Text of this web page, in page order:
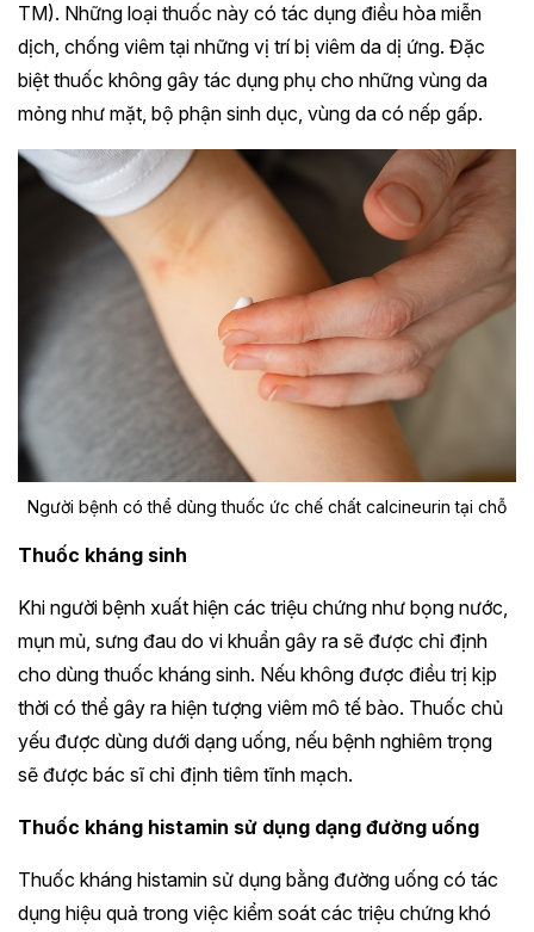
TM). Những loại thuốc này có tác dụng điều hòa miễn
dịch, chống viêm tại những vị trí bị viêm da dị ứng. Đặc
biệt thuốc không gây tác dụng phụ cho những vùng da
mỏng như mặt, bộ phận sinh dục, vùng da có nếp gấp.
Người bệnh có thể dùng thuốc ức chế chất calcineurin tại chỗ
Thuốc kháng sinh
Khi người bệnh xuất hiện các triệu chứng như bọng nước,
mụn mủ, sưng đau do vi khuẩn gây ra sẽ được chỉ định
cho dùng thuốc kháng sinh. Nếu không được điều trị kịp
thời có thể gây ra hiện tượng viêm mô tế bào. Thuốc chủ
yếu được dùng dưới dạng uống, nếu bệnh nghiêm trọng
sẽ được bác sĩ chỉ định tiêm tĩnh mạch.
Thuốc kháng histamin sử dụng dạng đường uống
Thuốc kháng histamin sử dụng bằng đường uống có tác
dụng hiệu quả trong việc kiểm soát các triệu chứng khó